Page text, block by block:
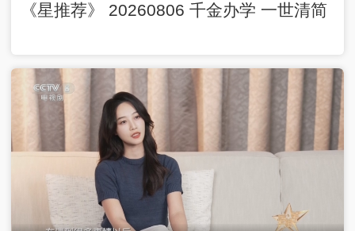
《星推荐》 20260806 千金办学 一世清简